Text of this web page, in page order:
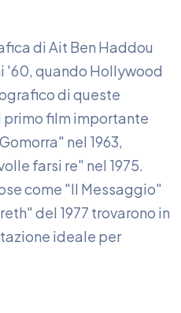
di Ait Ben Haddou
'60, quando Hollywood
di queste
primo film importante
nel 1963,
farsi re" nel 1975.
come "Il Messaggio"
del 1977 trovarono in
ideale per